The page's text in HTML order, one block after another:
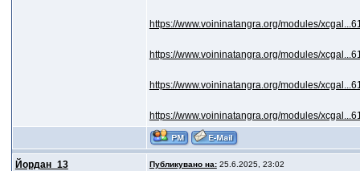
https://www.voininatangra.org/modules/
https://www.voininatangra.org/modules/
https://www.voininatangra.org/modules/
https://www.voininatangra.org/modules/
Йордан_13 Публикувано на:25.6.2025, 23:02